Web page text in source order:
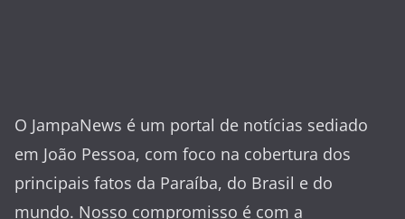
O JampaNews é um portal de notícias sediado
em João Pessoa, com foco na cobertura dos
principais fatos da Paraíba, do Brasil e do
mundo. Nosso compromisso é com a